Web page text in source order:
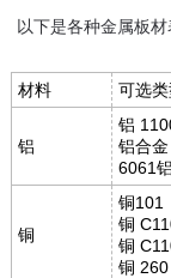
以下是各种金属板
材料 可选
铝
铝
铝合
6061
铜
铜101
铜
铜
铜 260